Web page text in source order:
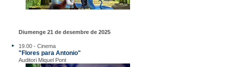
Diumenge 21 de desembre de 2025
19.00 - Cinema
"Flores para Antonio"
Auditori Miquel Pont